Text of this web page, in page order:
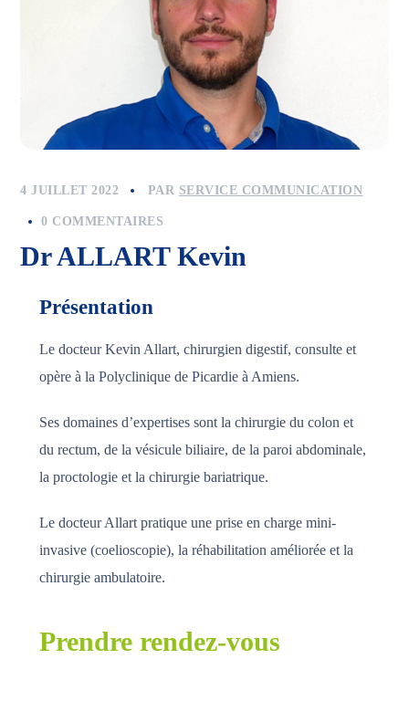
4 JUILLET 2022 PAR SERVICE COMMUNICATION
0 COMMENTAIRES
Dr ALLART Kevin
Présentation
Le docteur Kevin Allart, chirurgien digestif, consulte et
opère à la Polyclinique de Picardie à Amiens.
Ses domaines d’expertises sont la chirurgie du colon et
du rectum, de la vésicule biliaire, de la paroi abdominale,
la proctologie et la chirurgie bariatrique.
Le docteur Allart pratique une prise en charge mini-
invasive (coelioscopie), la réhabilitation améliorée et la
chirurgie ambulatoire.
Prendre rendez-vous